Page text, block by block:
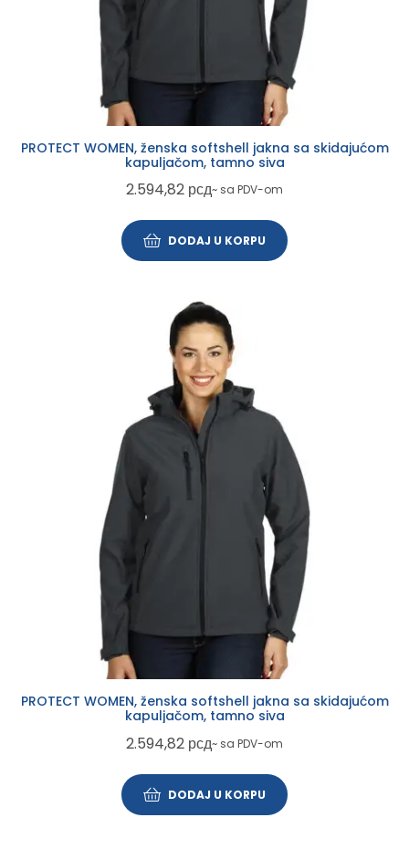
PROTECT WOMEN, ženska softshell jakna sa skidajućom
kapuljačom, tamno siva
2.594,82 рсд~ sa PDV-om
DODAJ U KORPU
PROTECT WOMEN, ženska softshell jakna sa skidajućom
kapuljačom, tamno siva
2.594,82 рсд~ sa PDV-om
DODAJ U KORPU